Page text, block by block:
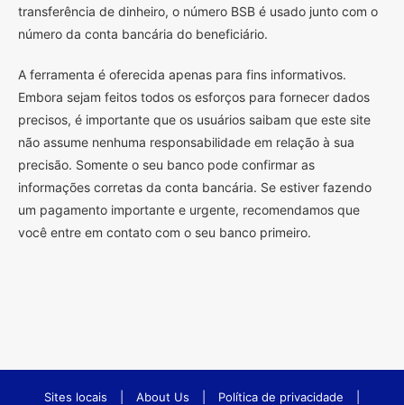
transferência de dinheiro, o número BSB é usado junto com o
número da conta bancária do beneficiário.
A ferramenta é oferecida apenas para fins informativos.
Embora sejam feitos todos os esforços para fornecer dados
precisos, é importante que os usuários saibam que este site
não assume nenhuma responsabilidade em relação à sua
precisão. Somente o seu banco pode confirmar as
informações corretas da conta bancária. Se estiver fazendo
um pagamento importante e urgente, recomendamos que
você entre em contato com o seu banco primeiro.
Sites locais About Us Política de privacidade